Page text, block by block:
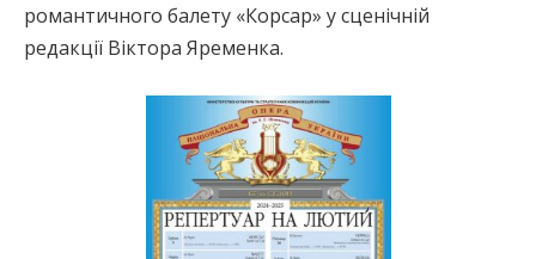
романтичного балету «Корсар» у сценічній
редакції Віктора Яременка.